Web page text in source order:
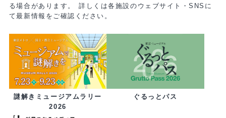
る場合があります。 詳しくは各施設のウェブサイト・SNSに
て最新情報をご確認ください。
謎解きミュージアムラリー
2026
ぐるっとパス